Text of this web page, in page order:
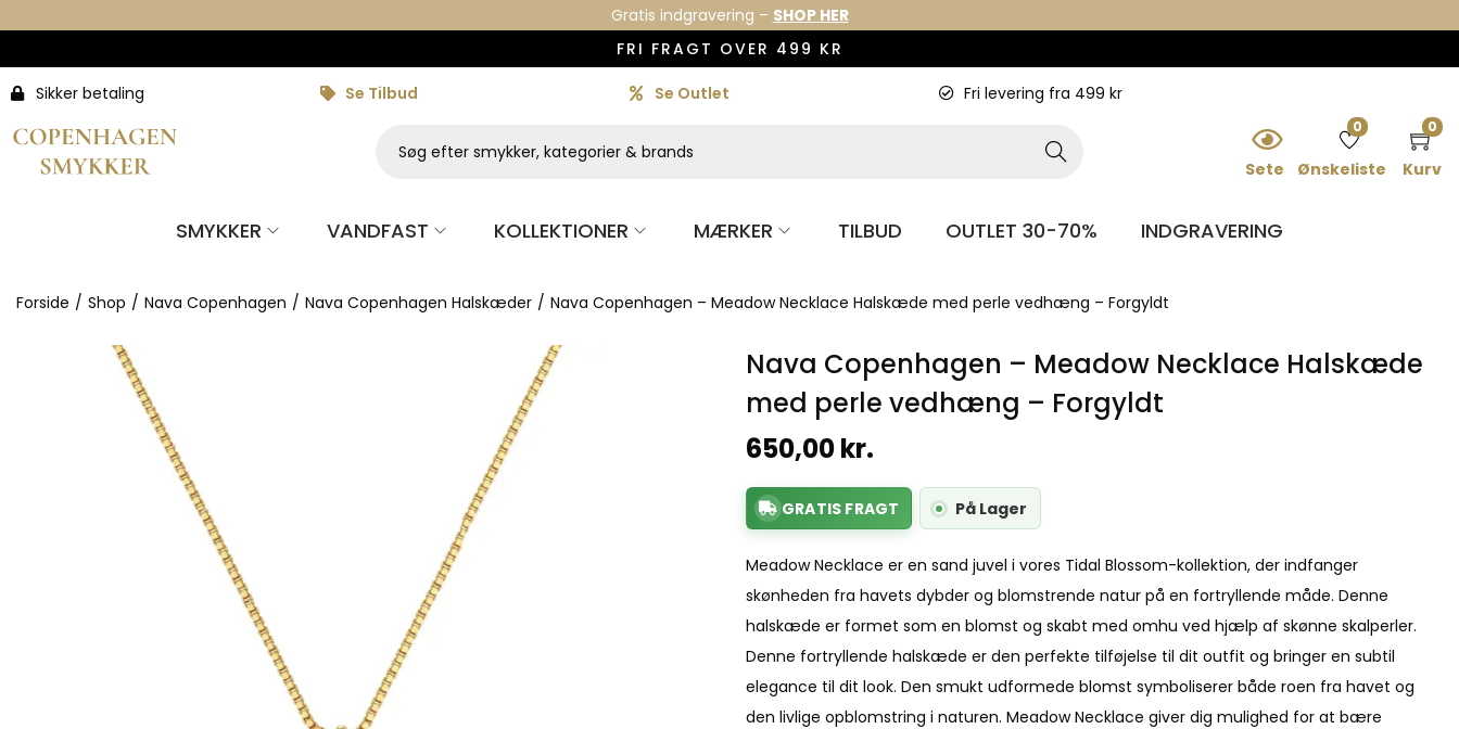
Gratis indgravering – SHOP HER
FRI FRAGT OVER 499 KR
Sikker betaling Se Tilbud Se Outlet Fri levering fra 499 kr
Searc
Sete
0
Ønskeliste
0
Kurv
SMYKKER VANDFAST KOLLEKTIONER MÆRKER TILBUD OUTLET 30-70% INDGRAVERING
Forside / Shop / Nava Copenhagen / Nava Copenhagen Halskæder / Nava Copenhagen – Meadow Necklace Halskæde med perle vedhæng – Forgyldt
Nava Copenhagen – Meadow Necklace Halskæde
med perle vedhæng – Forgyldt
650,00kr.
GRATIS FRAGT På Lager
Meadow Necklace er en sand juvel i vores Tidal Blossom-kollektion, der indfanger
skønheden fra havets dybder og blomstrende natur på en fortryllende måde. Denne
halskæde er formet som en blomst og skabt med omhu ved hjælp af skønne skalperler.
Denne fortryllende halskæde er den perfekte tilføjelse til dit outfit og bringer en subtil
elegance til dit look. Den smukt udformede blomst symboliserer både roen fra havet og
den livlige opblomstring i naturen. Meadow Necklace giver dig mulighed for at bære